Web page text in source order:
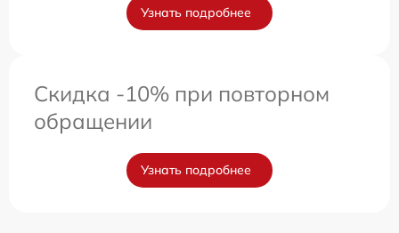
Узнать подробнее
Скидка -10% при повторном
обращении
Узнать подробнее